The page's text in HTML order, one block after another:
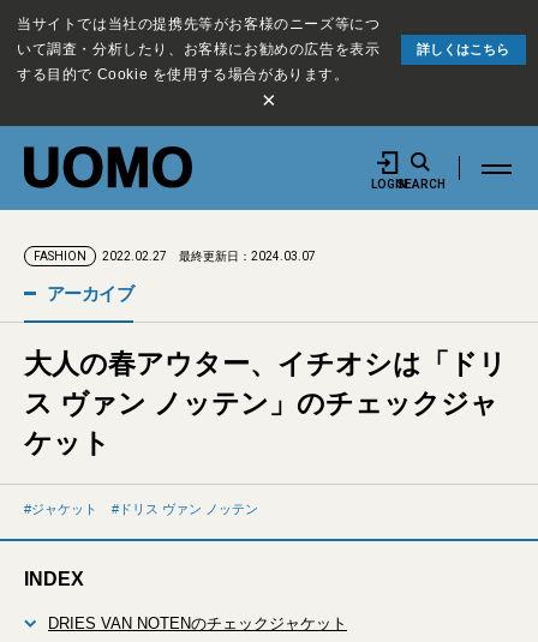
当サイトでは当社の提携先等がお客様のニーズ等につ
いて調査・分析したり、お客様にお勧めの広告を表示
する目的で Cookie を使用する場合があります。
詳しくはこちら
×
LOGINSEARCH
FASHION 2022.02.27 最終更新日：2024.03.07
アーカイブ
大人の春アウター、イチオシは「ドリ
ス ヴァン ノッテン」のチェックジャ
ケット
ジャケット ドリス ヴァン ノッテン
INDEX
DRIES VAN NOTENのチェックジャケット